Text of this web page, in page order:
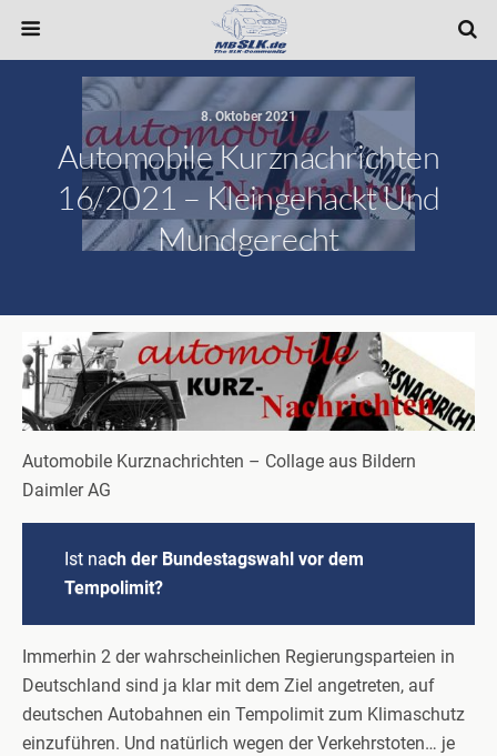
8. Oktober 2021
Automobile Kurznachrichten
16/2021 – Kleingehackt Und
Mundgerecht
Automobile Kurznachrichten – Collage aus Bildern
Daimler AG
Ist nach der Bundestagswahl vor dem
Tempolimit?
Immerhin 2 der wahrscheinlichen Regierungsparteien in
Deutschland sind ja klar mit dem Ziel angetreten, auf
deutschen Autobahnen ein Tempolimit zum Klimaschutz
einzuführen. Und natürlich wegen der Verkehrstoten… je